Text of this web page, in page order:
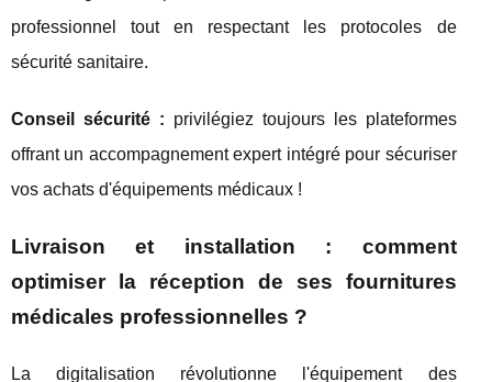
professionnel tout en respectant les protocoles de
sécurité sanitaire.
Conseil sécurité : privilégiez toujours les plateformes
offrant un accompagnement expert intégré pour sécuriser
vos achats d'équipements médicaux !
Livraison et installation : comment
optimiser la réception de ses fournitures
médicales professionnelles ?
La digitalisation révolutionne l'équipement des